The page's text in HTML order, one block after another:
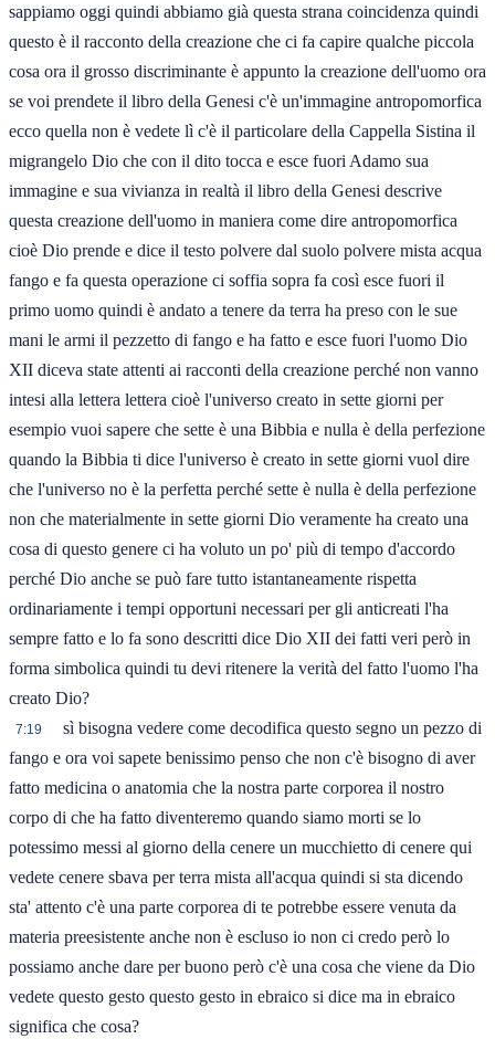
sappiamo oggi quindi abbiamo già questa strana coincidenza quindi
questo è il racconto della creazione che ci fa capire qualche piccola
cosa ora il grosso discriminante è appunto la creazione dell'uomo ora
se voi prendete il libro della Genesi c'è un'immagine antropomorfica
ecco quella non è vedete lì c'è il particolare della Cappella Sistina il
migrangelo Dio che con il dito tocca e esce fuori Adamo sua
immagine e sua vivianza in realtà il libro della Genesi descrive
questa creazione dell'uomo in maniera come dire antropomorfica
cioè Dio prende e dice il testo polvere dal suolo polvere mista acqua
fango e fa questa operazione ci soffia sopra fa così esce fuori il
primo uomo quindi è andato a tenere da terra ha preso con le sue
mani le armi il pezzetto di fango e ha fatto e esce fuori l'uomo Dio
XII diceva state attenti ai racconti della creazione perché non vanno
intesi alla lettera lettera cioè l'universo creato in sette giorni per
esempio vuoi sapere che sette è una Bibbia e nulla è della perfezione
quando la Bibbia ti dice l'universo è creato in sette giorni vuol dire
che l'universo no è la perfetta perché sette è nulla è della perfezione
non che materialmente in sette giorni Dio veramente ha creato una
cosa di questo genere ci ha voluto un po' più di tempo d'accordo
perché Dio anche se può fare tutto istantaneamente rispetta
ordinariamente i tempi opportuni necessari per gli anticreati l'ha
sempre fatto e lo fa sono descritti dice Dio XII dei fatti veri però in
forma simbolica quindi tu devi ritenere la verità del fatto l'uomo l'ha
creato Dio?
7:19
sì bisogna vedere come decodifica questo segno un pezzo di
fango e ora voi sapete benissimo penso che non c'è bisogno di aver
fatto medicina o anatomia che la nostra parte corporea il nostro
corpo di che ha fatto diventeremo quando siamo morti se lo
potessimo messi al giorno della cenere un mucchietto di cenere qui
vedete cenere sbava per terra mista all'acqua quindi si sta dicendo
sta' attento c'è una parte corporea di te potrebbe essere venuta da
materia preesistente anche non è escluso io non ci credo però lo
possiamo anche dare per buono però c'è una cosa che viene da Dio
vedete questo gesto questo gesto in ebraico si dice ma in ebraico
significa che cosa?